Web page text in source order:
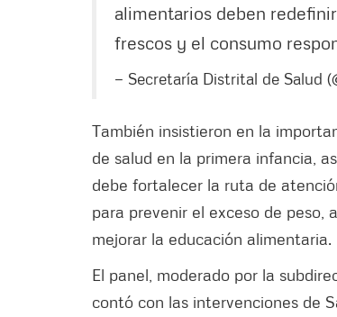
alimentarios deben
frescos y el consumo
— Secretaría Distrital de Salud
También insistieron en la
de salud en la primera infancia,
debe fortalecer la ruta de
para prevenir el exceso de peso,
mejorar la educación alimentaria.
El panel, moderado por la
contó con las intervenciones de